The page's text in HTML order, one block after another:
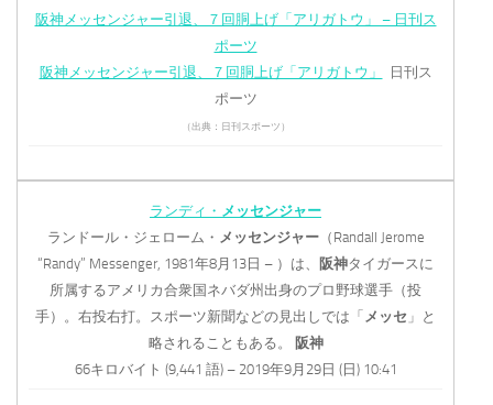
阪神メッセンジャー引退、７回胴上げ「アリガトウ」 – 日刊ス
ポーツ
阪神メッセンジャー引退、７回胴上げ「アリガトウ」
日刊ス
ポーツ
（出典：日刊スポーツ）
ランディ・ メッセンジャー
ランドール・ジェローム・ メッセンジャー（Randall Jerome
“Randy” Messenger, 1981年8月13日 – ）は、 阪神タイガースに
所属するアメリカ合衆国ネバダ州出身のプロ野球選手（投
手）。右投右打。スポーツ新聞などの見出しでは「 メッセ 」と
略されることもある。 阪神
66キロバイト (9,441 語) – 2019年9月29日 (日) 10:41